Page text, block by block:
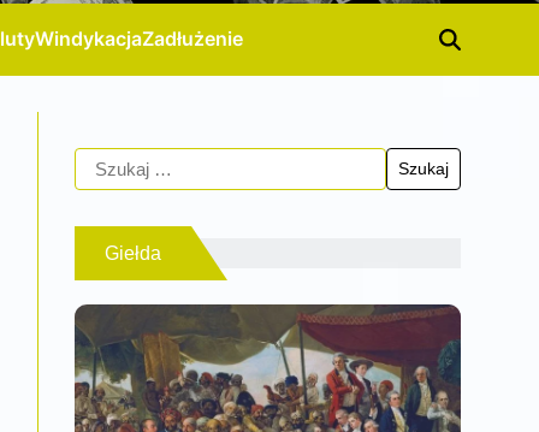
WindykacjaZadłużenie
Giełda